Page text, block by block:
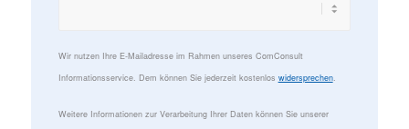
Wir nutzen Ihre E-Mailadresse im Rahmen unseres ComConsult
Informationsservice. Dem können Sie jederzeit kostenlos widersprechen.
Weitere Informationen zur Verarbeitung Ihrer Daten können Sie unserer